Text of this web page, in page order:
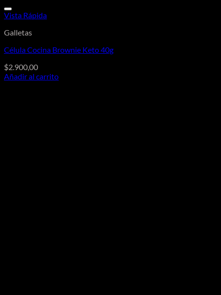
Vista Rápida
Galletas
Célula Cocina Brownie Keto 40g
$2.900,00
Añadir al carrito